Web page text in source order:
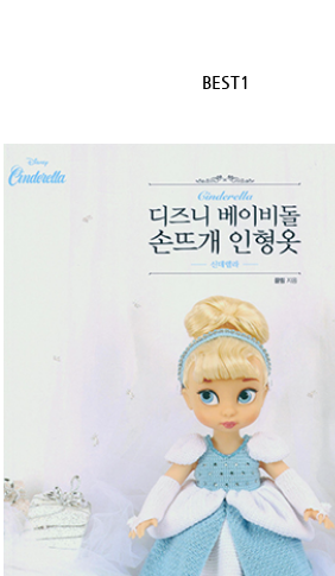
BEST1